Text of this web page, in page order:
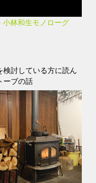
小林和生モノローグ
検討している方に読ん
ーブの話